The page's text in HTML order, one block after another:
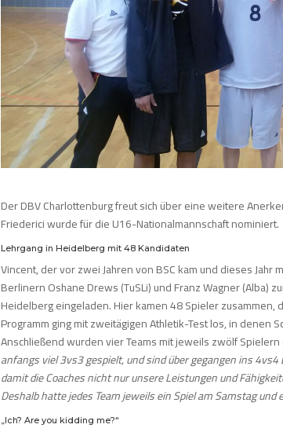
Der DBV Charlottenburg freut sich über eine weitere
Friederici wurde für die U16-Nationalmannschaft nominiert.
Lehrgang in Heidelberg mit 48 Kandidaten
Vincent, der vor zwei Jahren von BSC kam und dieses
Berlinern Oshane Drews (TuSLi) und Franz Wagner (Alba)
Heidelberg eingeladen. Hier kamen 48 Spieler
Programm ging mit zweitägigen Athletik-Test los, in denen
Anschließend wurden vier Teams mit jeweils zwölf
anfangs viel 3vs3 gespielt, und sind über gegangen ins
damit die Coaches nicht nur unsere Leistungen und
Deshalb hatte jedes Team jeweils ein Spiel am Samstag und
„Ich? Are you kidding me?“